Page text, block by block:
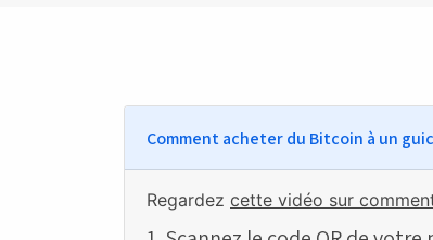
Comment acheter du Bitcoin à un
Regardez cette vidéo sur